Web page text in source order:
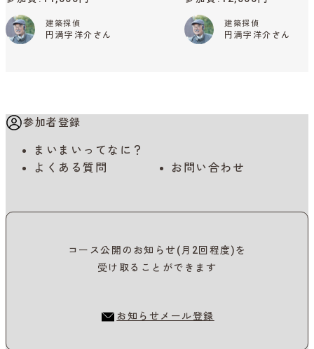
建築探偵
円満字洋介さん
建築探偵
円満字洋介さん
参加者登録
まいまいってなに？
よくある質問
お問い合わせ
コース公開のお知らせ(月2回程度)を
受け取ることができます
お知らせメール登録